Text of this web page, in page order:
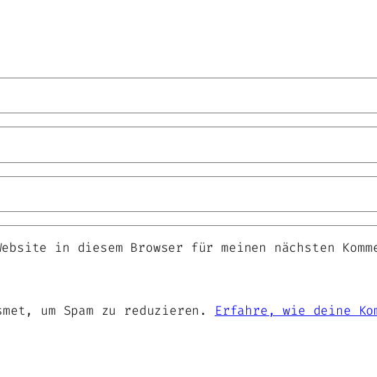
in diesem Browser für meinen nächsten
um Spam zu reduzieren. Erfahre, wie deine